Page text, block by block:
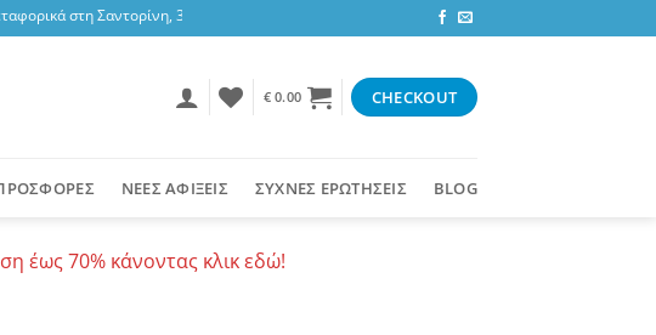
στη Σαντορίνη, 3,47 ευρώ στην υπόλοιπη Ελλάδα ή δωρεάν για αγορές 50+ ευρώ
€0.00 CHECKOUT
ΝΕΕΣ ΑΦΙΞΕΙΣ ΣΥΧΝΕΣ ΕΡΩΤΗΣΕΙΣ BLOG
έως 70% κάνοντας κλικ εδώ!